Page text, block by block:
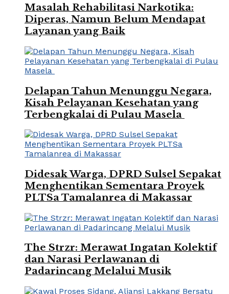
Masalah Rehabilitasi Narkotika:
Diperas, Namun Belum Mendapat
Layanan yang Baik
Delapan Tahun Menunggu Negara,
Kisah Pelayanan Kesehatan yang
Terbengkalai di Pulau Masela
Didesak Warga, DPRD Sulsel Sepakat
Menghentikan Sementara Proyek
PLTSa Tamalanrea di Makassar
The Strzr: Merawat Ingatan Kolektif
dan Narasi Perlawanan di
Padarincang Melalui Musik